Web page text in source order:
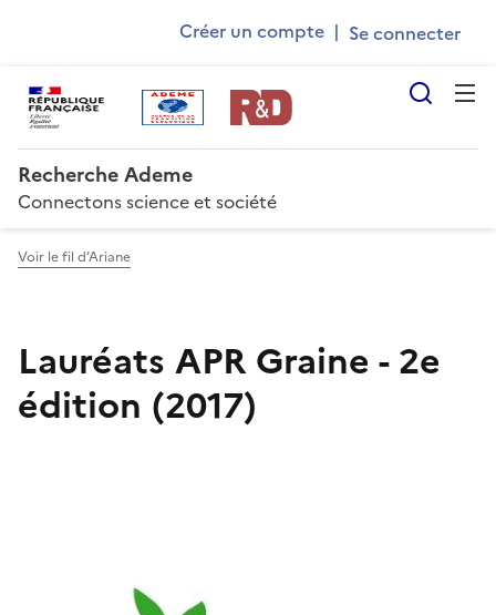
principal
Ademe
account
menu
Créer un compte |
Recherche Ademe
Connectons science et société
Voir le fil d’Ariane
Lauréats APR Graine - 2e
édition (2017)